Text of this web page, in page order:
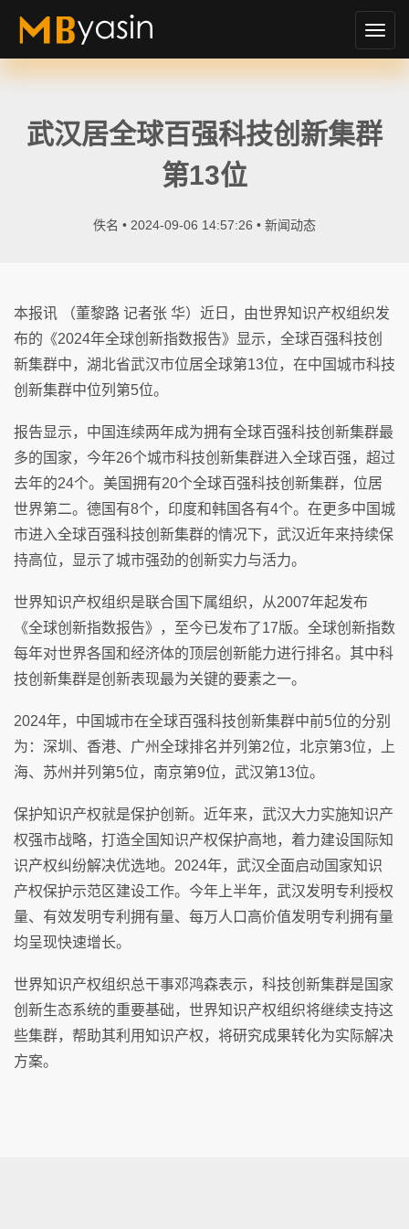
切
换
武汉居全球百强科技创新集群
第13位
佚名 • 2024-09-06 14:57:26 • 新闻动态
本报讯 （董黎路 记者张 华）近日，由世界知识产权组织发
布的《2024年全球创新指数报告》显示，全球百强科技创
新集群中，湖北省武汉市位居全球第13位，在中国城市科技
创新集群中位列第5位。
报告显示，中国连续两年成为拥有全球百强科技创新集群最
多的国家，今年26个城市科技创新集群进入全球百强，超过
去年的24个。美国拥有20个全球百强科技创新集群，位居
世界第二。德国有8个，印度和韩国各有4个。在更多中国城
市进入全球百强科技创新集群的情况下，武汉近年来持续保
持高位，显示了城市强劲的创新实力与活力。
世界知识产权组织是联合国下属组织，从2007年起发布
《全球创新指数报告》，至今已发布了17版。全球创新指数
每年对世界各国和经济体的顶层创新能力进行排名。其中科
技创新集群是创新表现最为关键的要素之一。
2024年，中国城市在全球百强科技创新集群中前5位的分别
为：深圳、香港、广州全球排名并列第2位，北京第3位，上
海、苏州并列第5位，南京第9位，武汉第13位。
保护知识产权就是保护创新。近年来，武汉大力实施知识产
权强市战略，打造全国知识产权保护高地，着力建设国际知
识产权纠纷解决优选地。2024年，武汉全面启动国家知识
产权保护示范区建设工作。今年上半年，武汉发明专利授权
量、有效发明专利拥有量、每万人口高价值发明专利拥有量
均呈现快速增长。
世界知识产权组织总干事邓鸿森表示，科技创新集群是国家
创新生态系统的重要基础，世界知识产权组织将继续支持这
些集群，帮助其利用知识产权，将研究成果转化为实际解决
方案。